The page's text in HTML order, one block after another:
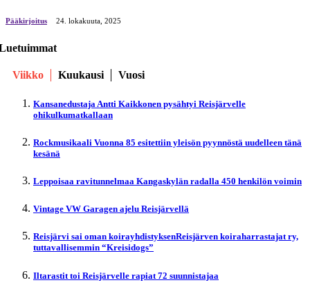
Pääkirjoitus 24. lokakuuta, 2025
Viikko Kuukausi Vuosi
Kansanedustaja Antti Kaikkonen pysähtyi Reisjärvelle
ohikulkumatkallaan
Rockmusikaali Vuonna 85 esitettiin yleisön pyynnöstä uudelleen tänä
kesänä
Leppoisaa ravitunnelmaa Kangaskylän radalla 450 henkilön voimin
Vintage VW Garagen ajelu Reisjärvellä
Reisjärvi sai oman koirayhdistyksenReisjärven koiraharrastajat ry,
tuttavallisemmin “Kreisidogs”
Iltarastit toi Reisjärvelle rapiat 72 suunnistajaa